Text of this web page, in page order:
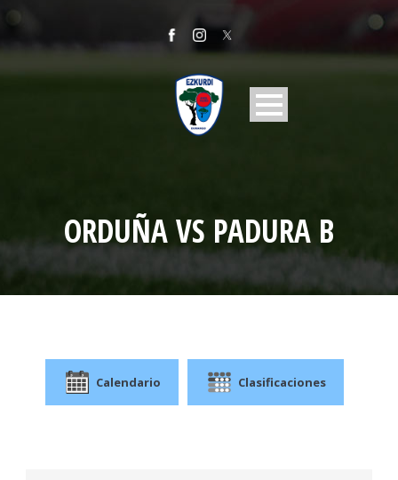
ORDUÑA VS PADURA B
Calendario Clasificaciones